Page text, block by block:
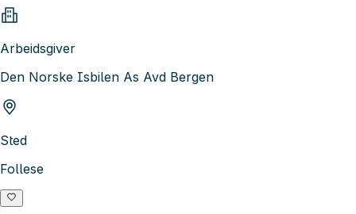
Arbeidsgiver
Den Norske Isbilen As Avd Bergen
Sted
Follese